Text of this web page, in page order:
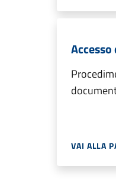
VAI ALLA